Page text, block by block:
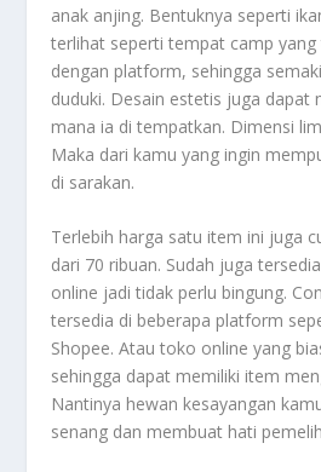
anak anjing. Bentuknya seperti
terlihat seperti tempat camp yang
dengan platform, sehingga
duduki. Desain estetis juga dapat
mana ia di tempatkan. Dimensi
Maka dari kamu yang ingin
di sarakan.
Terlebih harga satu item ini juga
dari 70 ribuan. Sudah juga
online jadi tidak perlu bingung.
tersedia di beberapa platform
Shopee. Atau toko online yang
sehingga dapat memiliki item
Nantinya hewan kesayangan
senang dan membuat hati